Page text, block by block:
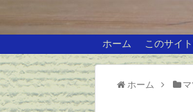
ホーム このサイ
ホーム